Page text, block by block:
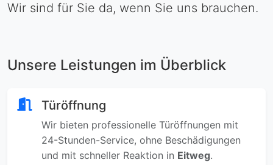
Wir sind für Sie da, wenn Sie uns brauchen.
Unsere Leistungen im Überblick
Türöffnung
Wir bieten professionelle Türöffnungen mit
24-Stunden-Service, ohne Beschädigungen
und mit schneller Reaktion in Eitweg.